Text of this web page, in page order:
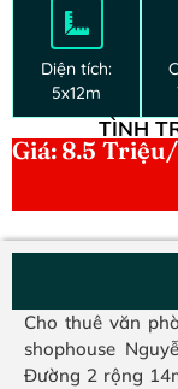
Diện tích:
5x12m
TÌNH
Giá: 8.5
Cho thuê văn
shophouse
Đường 2 rộng